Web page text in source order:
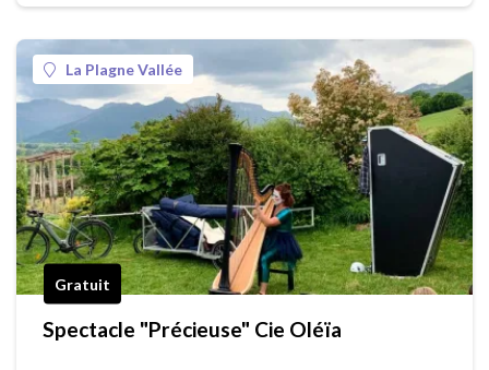
La Plagne Vallée
Gratuit
Spectacle "Précieuse" Cie Oléïa